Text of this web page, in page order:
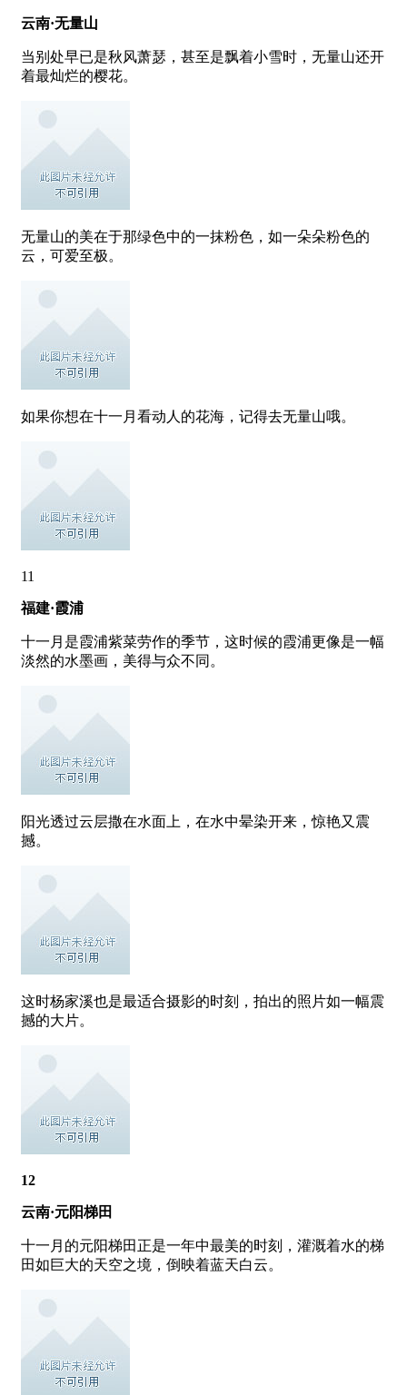
云南·无量山
当别处早已是秋风萧瑟，甚至是飘着小雪时，无量山还开
着最灿烂的樱花。
无量山的美在于那绿色中的一抹粉色，如一朵朵粉色的
云，可爱至极。
如果你想在十一月看动人的花海，记得去无量山哦。
11
福建·霞浦
十一月是霞浦紫菜劳作的季节，这时候的霞浦更像是一幅
淡然的水墨画，美得与众不同。
阳光透过云层撒在水面上，在水中晕染开来，惊艳又震
撼。
这时杨家溪也是最适合摄影的时刻，拍出的照片如一幅震
撼的大片。
12
云南·元阳梯田
十一月的元阳梯田正是一年中最美的时刻，灌溉着水的梯
田如巨大的天空之境，倒映着蓝天白云。